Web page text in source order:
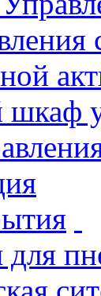
для